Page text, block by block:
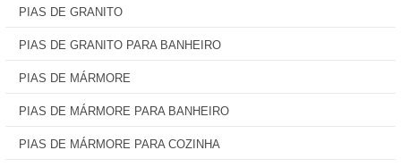
PIAS DE GRANITO
PIAS DE GRANITO PARA BANHEIRO
PIAS DE MÁRMORE
PIAS DE MÁRMORE PARA BANHEIRO
PIAS DE MÁRMORE PARA COZINHA